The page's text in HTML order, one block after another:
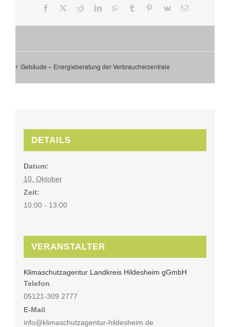
Facebook
X RedditLinkedInWhatsApp
TumblrPinterestVk
E-
Gebäude – Energieberatung der Verbraucherzentrale
DETAILS
Datum:
10. Oktober
Zeit:
10:00 - 13:00
VERANSTALTER
Klimaschutzagentur Landkreis Hildesheim gGmbH
Telefon
05121-309 2777
E-Mail
info@klimaschutzagentur-hildesheim.de